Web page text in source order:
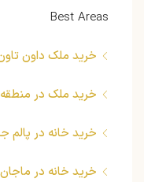
Best Areas
خرید ملک داون
خرید ملک در
خرید خانه در پالم
خرید خانه در